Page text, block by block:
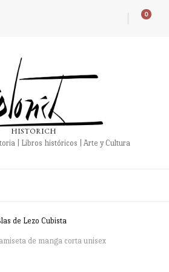
0
HISTORICH
| Libros históricos | Arte y Cultura
de Lezo Cubista
de manga corta unisex